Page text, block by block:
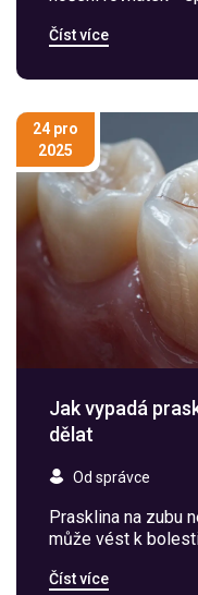
zdravým zubům i
Číst více
24 pro
2025
Jak vypadá
dělat
Od správce
Prasklina na zubu
může vést k
předešli drahé a
Číst více